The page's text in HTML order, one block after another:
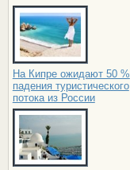
На Кипре ожидают 50 %
падения туристического
потока из России